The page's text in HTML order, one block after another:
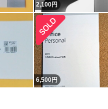
2,100円
6,500円